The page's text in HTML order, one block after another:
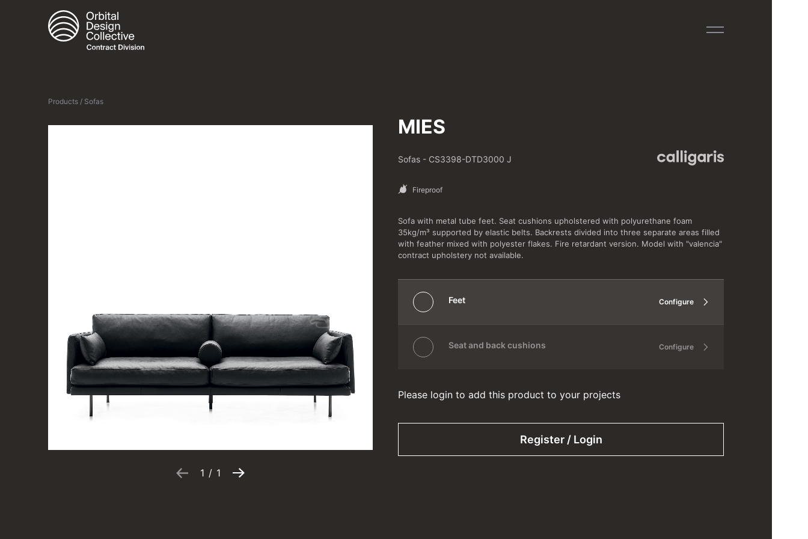
Products / Sofas
1 / 1
MIES
Sofas - CS3398-DTD3000 J
Fireproof
Sofa with metal tube feet. Seat cushions upholstered with polyurethane foam
35kg/m³ supported by elastic belts. Backrests divided into three separate areas filled
with feather mixed with polyester flakes. Fire retardant version. Model with "valencia"
contract upholstery not available.
Feet Configure
Seat and back cushions Configure
Please login to add this product to your projects
Register / Login